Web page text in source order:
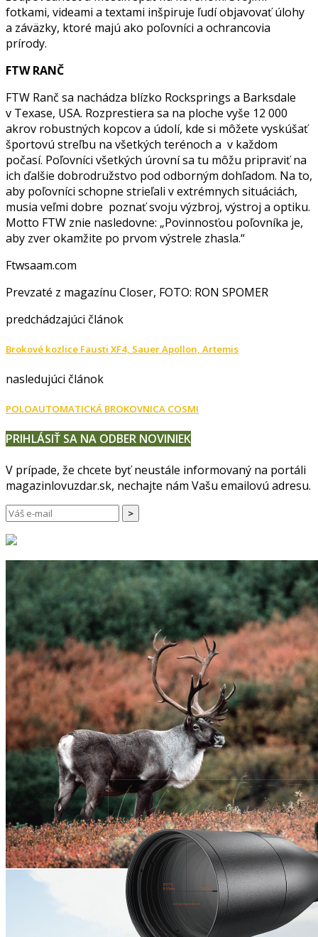
fotkami, videami a textami inšpiruje ľudí objavovať úlohy
a záväzky, ktoré majú ako poľovníci a ochrancovia
prírody.
FTW RANČ
FTW Ranč sa nachádza blízko Rocksprings a Barksdale
v Texase, USA. Rozprestiera sa na ploche vyše 12 000
akrov robustných kopcov a údolí, kde si môžete vyskúšať
športovú streľbu na všetkých terénoch a v každom
počasí. Poľovníci všetkých úrovní sa tu môžu pripraviť na
ich ďalšie dobrodružstvo pod odborným dohľadom. Na to,
aby poľovníci schopne strieľali v extrémnych situáciách,
musia veľmi dobre poznať svoju výzbroj, výstroj a optiku.
Motto FTW znie nasledovne: „Povinnosťou poľovníka je,
aby zver okamžite po prvom výstrele zhasla.“
Ftwsaam.com
Prevzaté z magazínu Closer, FOTO: RON SPOMER
predchádzajúci článok
Brokové kozlice Fausti XF4, Sauer Apollon, Artemis
nasledujúci článok
POLOAUTOMATICKÁ BROKOVNICA COSMI
PRIHLÁSIŤ SA NA ODBER NOVINIEK
V prípade, že chcete byť neustále informovaný na portáli
magazinlovuzdar.sk, nechajte nám Vašu emailovú adresu.